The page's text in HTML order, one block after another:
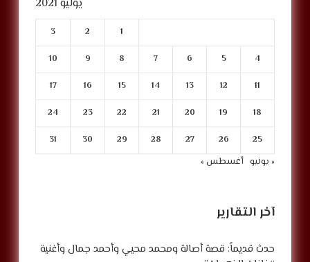
يوليو 2021
1
2
3
4
5
6
7
8
9
10
11
12
13
14
15
16
17
18
19
20
21
22
23
24
25
26
27
28
29
30
31
« يونيو أغسطس »
آخر التقارير
حدث قديماً: قصة أصالة ومحمد محيي وأحمد جمال وأغنية